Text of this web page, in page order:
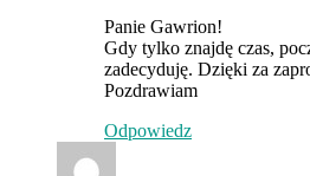
Panie Gawrion!
Gdy tylko znajdę czas,
zadecyduję. Dzięki za
Pozdrawiam
Odpowiedz